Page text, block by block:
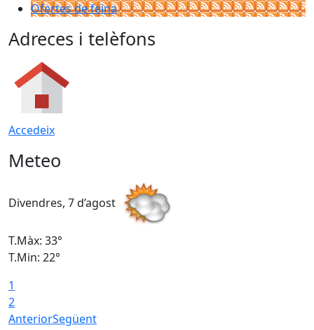
Ofertes de feina
Adreces i telèfons
Accedeix
Meteo
Divendres, 7 d’agost
T.Màx: 33°
T.Min: 22°
1
2
AnteriorSegüent